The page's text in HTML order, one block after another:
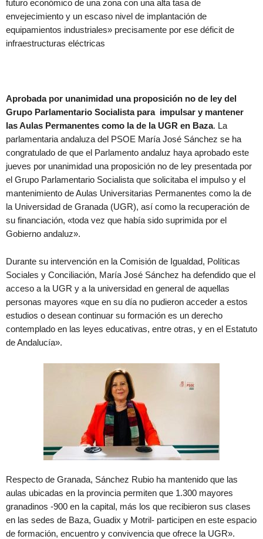
futuro económico de una zona con una alta tasa de
envejecimiento y un escaso nivel de implantación de
equipamientos industriales» precisamente por ese déficit de
infraestructuras eléctricas
Aprobada por unanimidad una proposición no de ley del
Grupo Parlamentario Socialista para impulsar y mantener
las Aulas Permanentes como la de la UGR en Baza. La
parlamentaria andaluza del PSOE María José Sánchez se ha
congratulado de que el Parlamento andaluz haya aprobado este
jueves por unanimidad una proposición no de ley presentada por
el Grupo Parlamentario Socialista que solicitaba el impulso y el
mantenimiento de Aulas Universitarias Permanentes como la de
la Universidad de Granada (UGR), así como la recuperación de
su financiación, «toda vez que había sido suprimida por el
Gobierno andaluz».
Durante su intervención en la Comisión de Igualdad, Políticas
Sociales y Conciliación, María José Sánchez ha defendido que el
acceso a la UGR y a la universidad en general de aquellas
personas mayores «que en su día no pudieron acceder a estos
estudios o desean continuar su formación es un derecho
contemplado en las leyes educativas, entre otras, y en el Estatuto
de Andalucía».
Respecto de Granada, Sánchez Rubio ha mantenido que las
aulas ubicadas en la provincia permiten que 1.300 mayores
granadinos -900 en la capital, más los que recibieron sus clases
en las sedes de Baza, Guadix y Motril- participen en este espacio
de formación, encuentro y convivencia que ofrece la UGR».